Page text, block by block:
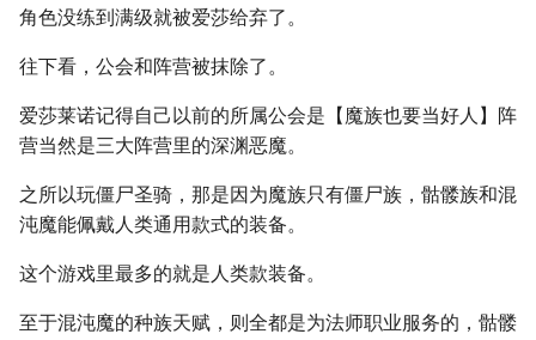
角色没练到满级就被爱莎给弃了。
往下看，公会和阵营被抹除了。
爱莎莱诺记得自己以前的所属公会是【魔族也要当好人】阵
营当然是三大阵营里的深渊恶魔。
之所以玩僵尸圣骑，那是因为魔族只有僵尸族，骷髅族和混
沌魔能佩戴人类通用款式的装备。
这个游戏里最多的就是人类款装备。
至于混沌魔的种族天赋，则全都是为法师职业服务的，骷髅